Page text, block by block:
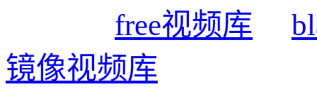
free视频库
镜像视频库